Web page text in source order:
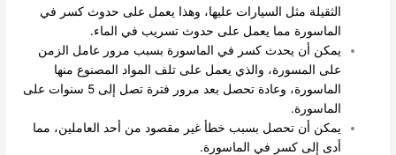
الثقيلة مثل السيارات عليها، وهذا يعمل على حدوث كسر في
الماسورة مما يعمل على حدوث تسريب في الماء.
يمكن أن يحدث كسر في الماسورة بسبب مرور عامل الزمن
على المسورة، والذي يعمل على تلف المواد المصنوع منها
الماسورة، وعادة تحصل بعد مرور فترة تصل إلى 5 سنوات على
الماسورة.
يمكن أن تحصل بسبب خطأ غير مقصود من أحد العاملين، مما
أدى إلى كسر في الماسورة.